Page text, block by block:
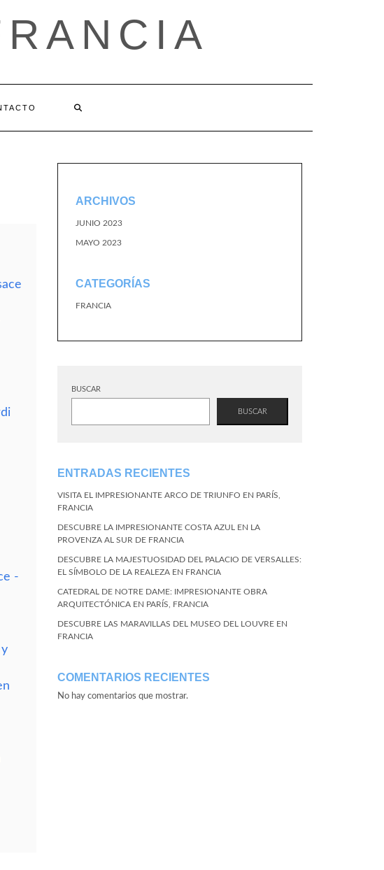
-
ARCHIVOS
JUNIO 2023
MAYO 2023
CATEGORÍAS
FRANCIA
BUSCAR
BUSCAR
ENTRADAS RECIENTES
VISITA EL IMPRESIONANTE ARCO DE TRIUNFO EN PARÍS,
FRANCIA
DESCUBRE LA IMPRESIONANTE COSTA AZUL EN LA
PROVENZA AL SUR DE FRANCIA
DESCUBRE LA MAJESTUOSIDAD DEL PALACIO DE VERSALLES:
EL SÍMBOLO DE LA REALEZA EN FRANCIA
CATEDRAL DE NOTRE DAME: IMPRESIONANTE OBRA
ARQUITECTÓNICA EN PARÍS, FRANCIA
DESCUBRE LAS MARAVILLAS DEL MUSEO DEL LOUVRE EN
FRANCIA
COMENTARIOS RECIENTES
No hay comentarios que mostrar.